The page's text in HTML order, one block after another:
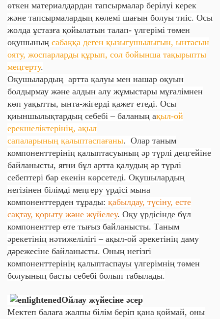
өткен материалдардан тапсырмалар берілуі керек
және тапсырмалардың көлемі шағын болуы тиіс. Осы
жолда ұстазға қойылатын талап- үлгерімі төмен
оқушының сабаққа деген қызығушылығын, ынтасын
ояту, жоспарларды құрып, сол бойынша тақырыпты
меңгерту.
Оқушылардың артта қалуы мен нашар оқуын
болдырмау және алдын алу жұмыстары мұғалімнен
көп уақытты, ынта-жігерді қажет етеді. Осы
қиыншылықтардың себебі – баланың ақыл-ой
ерекшеліктерінің, ақыл
сапаларының қалыптаспағаны. Олар таным
компоненттерінің қалыптасуының әр түрлі деңгейіне
байланысты, яғни бұл артта қалудың әр түрлі
себептері бар екенін көрсетеді. Оқушылардың
негізінен білімді меңгеру үрдісі мына
компоненттерден тұрады: қабылдау, түсіну, есте
сақтау, қорыту және жүйелеу. Оқу үрдісінде бұл
компоненттер өте тығыз байланысты. Таным
әрекетінің нәтижелілігі – ақыл-ой әрекетінің даму
дәрежесіне байланысты. Оның негізгі
компоненттерінің қалыптаспауы үлгерімнің төмен
болуының басты себебі болып табылады.
Ойлау жүйесіне әсер
Мектеп балаға жалпы білім беріп қана қоймай, оны